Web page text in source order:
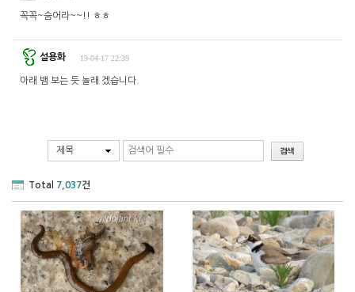
꼭꼭~숨어라~~!! ㅎㅎ
설용화 19-04-17 22:39
아래 뱀 보는 듯 놀래 겠습니다.
제목
Total 7,037건